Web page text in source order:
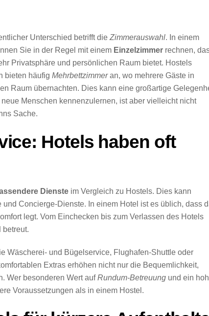
Unterschied betrifft die Zimmerauswahl. In einem
Sie in der Regel mit einem Einzelzimmer rechnen,
Privatsphäre und persönlichen Raum bietet. Hostels
bieten häufig Mehrbettzimmeran, wo mehrere Gäste in
Raum übernachten. Dies kann eine großartige
Menschen kennenzulernen, ist aber vielleicht nicht
Sache.
Hotels haben oft
Dienste im Vergleich zu Hostels. Dies kann
Concierge-Dienste. In einem Hotel ist es üblich, dass
legt. Vom Einchecken bis zum Verlassen des Hotels
betreut.
Wäscherei- und Bügelservice, Flughafen-Shuttle oder
Extras erhöhen nicht nur die Bequemlichkeit,
Wer besonderen Wert aufRundum-Betreuung und ein
Voraussetzungen als in einem Hostel.